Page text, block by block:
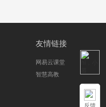
友情链接
网易云课堂
智慧高教
反馈